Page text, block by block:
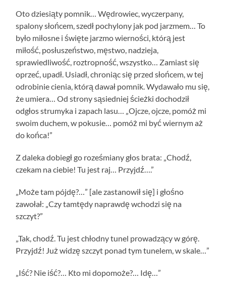
Oto dziesiąty pomnik… Wędrowiec, wyczerpany,
spalony słońcem, szedł pochylony jak pod jarzmem… To
było miłosne i święte jarzmo wierności, którą jest
miłość, posłuszeństwo, męstwo, nadzieja,
sprawiedliwość, roztropność, wszystko… Zamiast się
oprzeć, upadł. Usiadł, chroniąc się przed słońcem, w tej
odrobinie cienia, którą dawał pomnik. Wydawało mu się,
że umiera… Od strony sąsiedniej ścieżki dochodził
odgłos strumyka i zapach lasu… „Ojcze, ojcze, pomóż mi
swoim duchem, w pokusie… pomóż mi być wiernym aż
do końca!”
Z daleka dobiegł go roześmiany głos brata: „Chodź,
czekam na ciebie! Tu jest raj… Przyjdź….”
„Może tam pójdę?…” [ale zastanowił się] i głośno
zawołał: „Czy tamtędy naprawdę wchodzi się na
szczyt?”
„Tak, chodź. Tu jest chłodny tunel prowadzący w górę.
Przyjdź! Już widzę szczyt ponad tym tunelem, w skale…”
„Iść? Nie iść?… Kto mi dopomoże?… Idę…”